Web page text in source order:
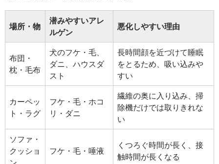
場所・物
潜みやすいアレ
ルゲン
悪化しやすい理由
布団・
枕・毛布
犬のフケ・毛、
ダニ、ハウスダ
スト
長時間顔を近づけて睡眠
をとるため、吸い込みや
すい
カーペッ
ト・ラグ
フケ・毛・ホコ
リ・ダニ
繊維の奥に入り込み、掃
除機だけでは取りきれな
い
ソファ・
クッショ
ン
フケ・毛・唾液
くつろぐ時間が長く、接
触時間が長くなる